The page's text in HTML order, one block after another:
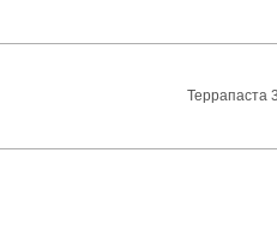
Террапаста